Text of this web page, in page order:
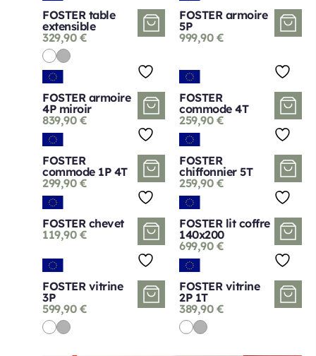
FOSTER table
extensible
329,90 €
FOSTER armoire
5P
999,90 €
FOSTER armoire
4P miroir
839,90 €
FOSTER
commode 4T
259,90 €
FOSTER
commode 1P 4T
299,90 €
FOSTER
chiffonnier 5T
259,90 €
FOSTER chevet
119,90 €
FOSTER lit coffre
140x200
699,90 €
FOSTER vitrine
3P
599,90 €
FOSTER vitrine
2P 1T
389,90 €